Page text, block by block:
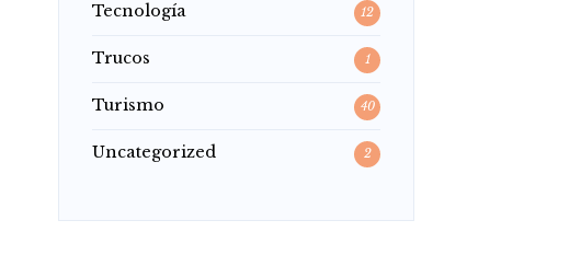
Tecnología 12
Trucos 1
Turismo 40
Uncategorized 2